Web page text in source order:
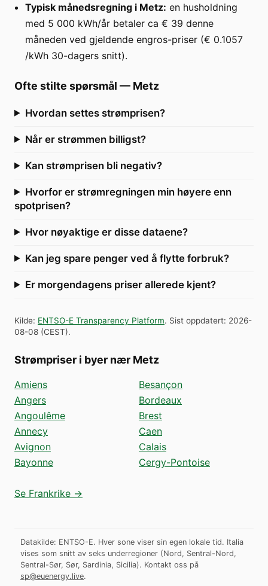
Typisk månedsregning i Metz: en husholdning
med 5 000 kWh/år betaler ca € 39 denne
måneden ved gjeldende engros-priser (€ 0.1057
/kWh 30-dagers snitt).
Ofte stilte spørsmål — Metz
Hvordan settes strømprisen?
Når er strømmen billigst?
Kan strømprisen bli negativ?
Hvorfor er strømregningen min høyere enn
spotprisen?
Hvor nøyaktige er disse dataene?
Kan jeg spare penger ved å flytte forbruk?
Er morgendagens priser allerede kjent?
Kilde: ENTSO-E Transparency Platform. Sist oppdatert: 2026-
08-08 (CEST).
Strømpriser i byer nær Metz
Amiens
Angers
Angoulême
Annecy
Avignon
Bayonne
Besançon
Bordeaux
Brest
Caen
Calais
Cergy-Pontoise
Se Frankrike →
Datakilde: ENTSO-E. Hver sone viser sin egen lokale tid. Italia
vises som snitt av seks underregioner (Nord, Sentral-Nord,
Sentral-Sør, Sør, Sardinia, Sicilia). Kontakt oss på
sp@euenergy.live.